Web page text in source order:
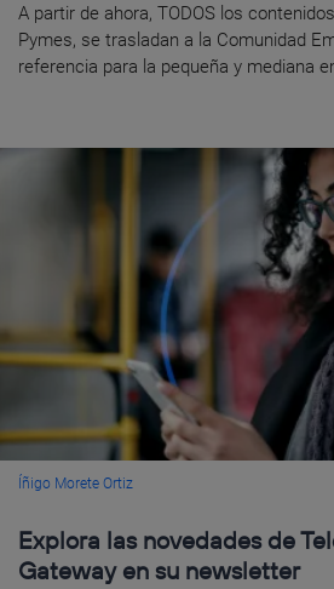
A partir de ahora, TODOS los
Pymes, se trasladan a la Comunidad
referencia para la pequeña y mediana
Íñigo Morete Ortiz
Explora las novedades de
Gateway en su newsletter